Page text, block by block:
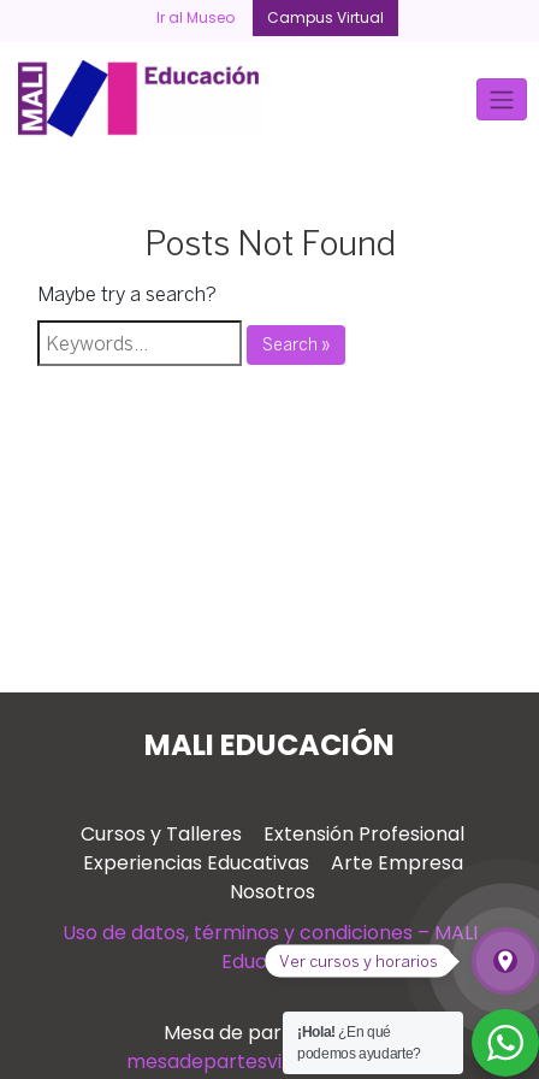
content
Ir al Museo Campus Virtual
Posts Not Found
Maybe try a search?
Search »
MALI EDUCACIÓN
Cursos y Talleres
Extensión Profesional
Experiencias Educativas
Arte Empresa
Nosotros
Uso de datos, términos y condiciones – MALI
Educación
Mesa de partes virtual
mesadepartesvirtual@mali.pe
¡Hola! ¿En qué
podemos ayudarte?
Ver
place
Ver cursos y horarios